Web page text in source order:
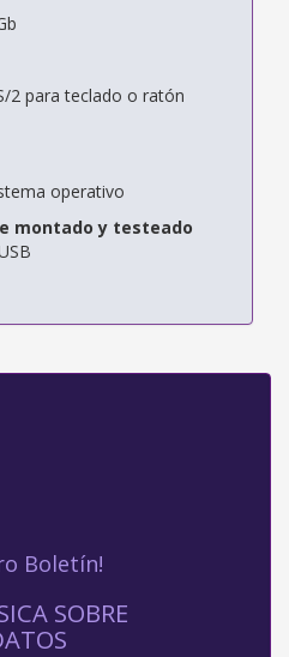
2 para teclado o ratón
operativo
montado y testeado
Boletín!
SOBRE